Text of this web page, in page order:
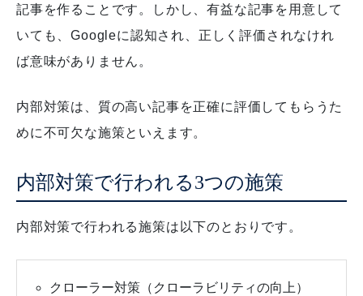
記事を作ることです。しかし、有益な記事を用意して
いても、Googleに認知され、正しく評価されなけれ
ば意味がありません。
内部対策は、質の高い記事を正確に評価してもらうた
めに不可欠な施策といえます。
内部対策で行われる3つの施策
内部対策で行われる施策は以下のとおりです。
クローラー対策（クローラビリティの向上）